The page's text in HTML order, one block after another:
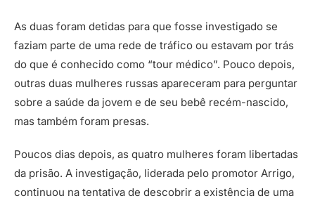
As duas foram detidas para que fosse investigado se
faziam parte de uma rede de tráfico ou estavam por trás
do que é conhecido como “tour médico”. Pouco depois,
outras duas mulheres russas apareceram para perguntar
sobre a saúde da jovem e de seu bebê recém-nascido,
mas também foram presas.
Poucos dias depois, as quatro mulheres foram libertadas
da prisão. A investigação, liderada pelo promotor Arrigo,
continuou na tentativa de descobrir a existência de uma